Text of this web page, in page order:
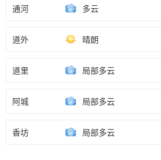
通河 多云
道外 晴朗
道里 局部多云
阿城 局部多云
香坊 局部多云